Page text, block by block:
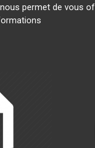
permet de vous